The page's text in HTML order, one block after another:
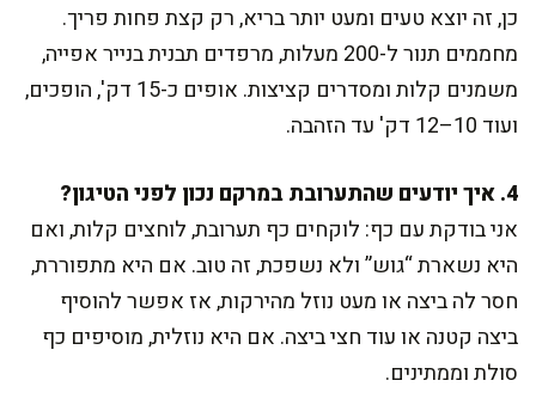
כן, זה יוצא טעים ומעט יותר בריא, רק קצת פחות פריך.
מחממים תנור ל-200 מעלות, מרפדים תבנית בנייר אפייה,
משמנים קלות ומסדרים קציצות. אופים כ-15 דק', הופכים,
ועוד 10–12 דק' עד הזהבה.
4. איך יודעים שהתערובת במרקם נכון לפני הטיגון?
אני בודקת עם כף: לוקחים כף תערובת, לוחצים קלות, ואם
היא נשארת “גוש” ולא נשפכת, זה טוב. אם היא מתפוררת,
חסר לה ביצה או מעט נוזל מהירקות, אז אפשר להוסיף
ביצה קטנה או עוד חצי ביצה. אם היא נוזלית, מוסיפים כף
סולת וממתינים.